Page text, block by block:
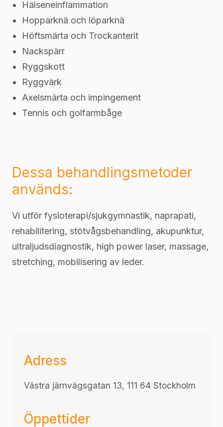
Hälseneinflammation
Hopparknä och löparknä
Höftsmärta och Trockanterit
Nackspärr
Ryggskott
Ryggvärk
Axelsmärta och impingement
Tennis och golfarmbåge
Dessa behandlingsmetoder
används:
Vi utför fysioterapi/sjukgymnastik, naprapati,
rehabilitering, stötvågsbehandling, akupunktur,
ultraljudsdiagnostik, high power laser, massage,
stretching, mobilisering av leder.
Adress
Västra järnvägsgatan 13, 111 64 Stockholm
Öppettider